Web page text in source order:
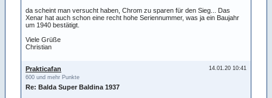
da scheint man versucht haben, Chrom zu sparen für den Sieg... Das
Xenar hat auch schon eine recht hohe Seriennummer, was ja ein Baujahr
um 1940 bestätigt.
Viele Grüße
Christian
14.01.20 10:41
Prakticafan
600 und mehr Punkte
Re: Balda Super Baldina 1937